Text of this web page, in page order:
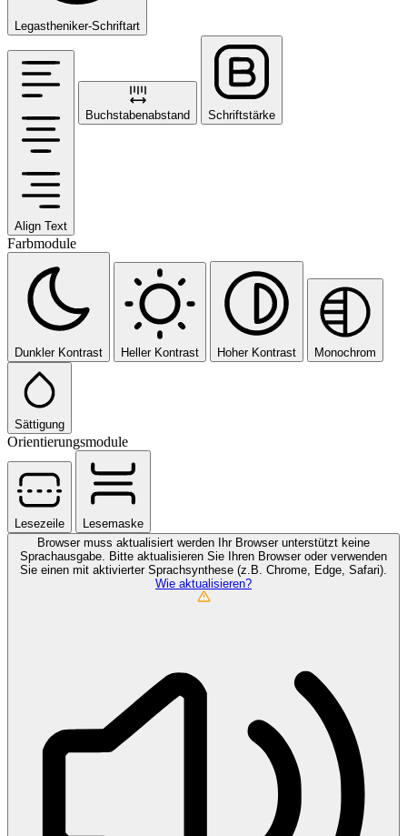
Legastheniker-Schriftart
Align Text
Buchstabenabstand Schriftstärke
Farbmodule
Dunkler Kontrast Heller Kontrast Hoher Kontrast Monochrom
Sättigung
Orientierungsmodule
Lesezeile
Lesemaske
Browser muss aktualisiert werden
Ihr Browser unterstützt keine
Sprachausgabe. Bitte aktualisieren Sie Ihren Browser oder verwenden
Sie einen mit aktivierter Sprachsynthese (z.B. Chrome, Edge, Safari).
Wie aktualisieren?